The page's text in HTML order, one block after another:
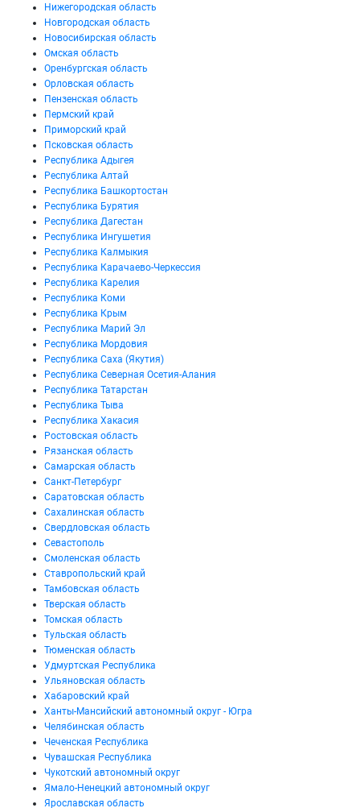
Нижегородская область
Новгородская область
Новосибирская область
Омская область
Оренбургская область
Орловская область
Пензенская область
Пермский край
Приморский край
Псковская область
Республика Адыгея
Республика Алтай
Республика Башкортостан
Республика Бурятия
Республика Дагестан
Республика Ингушетия
Республика Калмыкия
Республика Карачаево-Черкессия
Республика Карелия
Республика Коми
Республика Крым
Республика Марий Эл
Республика Мордовия
Республика Саха (Якутия)
Республика Северная Осетия-Алания
Республика Татарстан
Республика Тыва
Республика Хакасия
Ростовская область
Рязанская область
Самарская область
Санкт-Петербург
Саратовская область
Сахалинская область
Свердловская область
Севастополь
Смоленская область
Ставропольский край
Тамбовская область
Тверская область
Томская область
Тульская область
Тюменская область
Удмуртская Республика
Ульяновская область
Хабаровский край
Ханты-Мансийский автономный округ - Югра
Челябинская область
Чеченская Республика
Чувашская Республика
Чукотский автономный округ
Ямало-Ненецкий автономный округ
Ярославская область